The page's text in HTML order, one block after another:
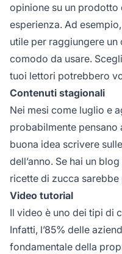
opinione su un prodotto
esperienza. Ad
utile per raggiungere
comodo da usare.
tuoi lettori potrebbero
Contenuti stagionali
Nei mesi come luglio e
probabilmente pensano
buona idea scrivere
dell’anno. Se hai un
ricette di zucca
Video tutorial
Il video è uno dei tipi di
Infatti, l’85% delle
fondamentale della